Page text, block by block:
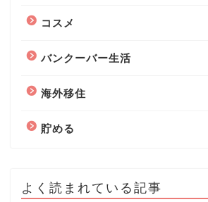
コスメ
バンクーバー生活
海外移住
貯める
よく読まれている記事